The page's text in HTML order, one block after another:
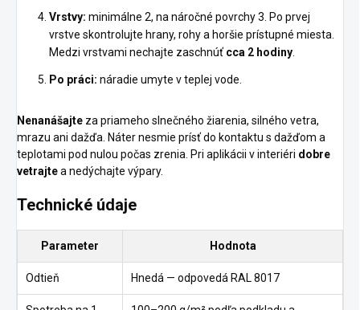
Vrstvy: minimálne 2, na náročné povrchy 3. Po prvej
vrstve skontrolujte hrany, rohy a horšie prístupné miesta.
Medzi vrstvami nechajte zaschnúť cca 2 hodiny.
Po práci: náradie umyte v teplej vode.
Nenanášajte za priameho slnečného žiarenia, silného vetra,
mrazu ani dažďa. Náter nesmie prísť do kontaktu s dažďom a
teplotami pod nulou počas zrenia. Pri aplikácii v interiéri dobre
vetrajtea nedýchajte výpary.
Technické údaje
Parameter Hodnota
Odtieň Hnedá — odpovedá RAL 8017